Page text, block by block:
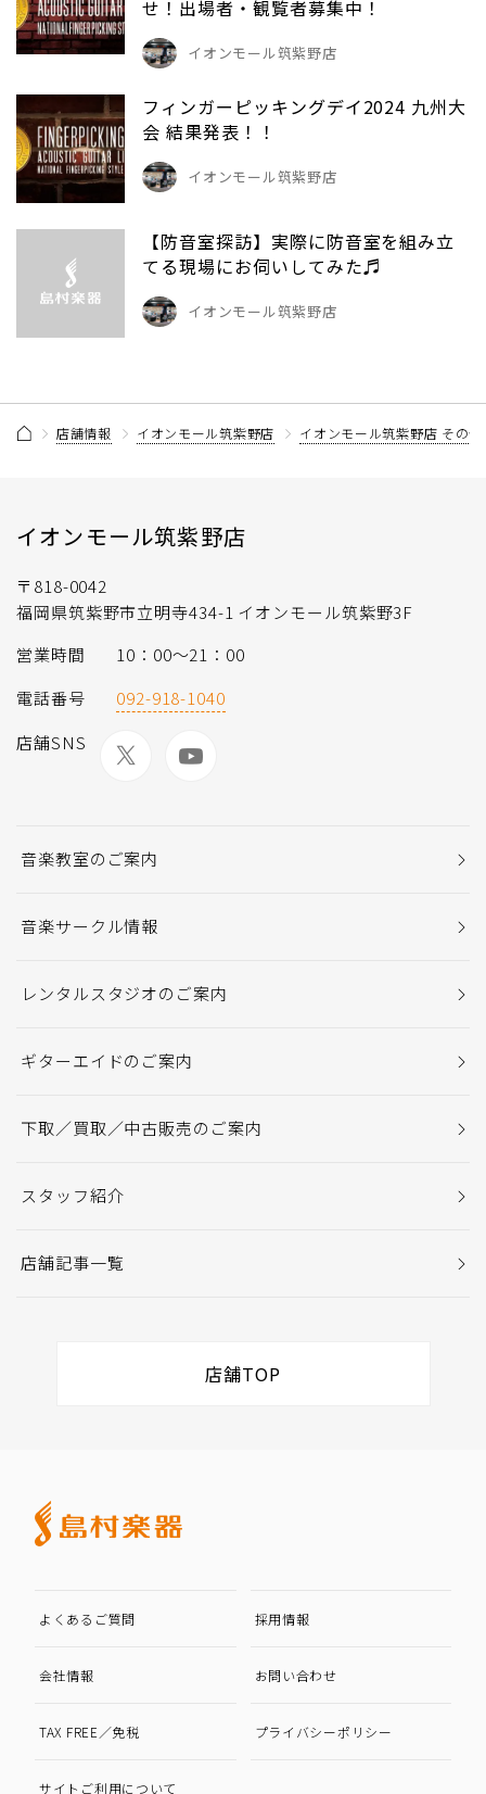
せ！出場者・観覧者募集中！
イオンモール筑紫野店
フィンガーピッキングデイ2024 九州大
会 結果発表！！
イオンモール筑紫野店
【防音室探訪】実際に防音室を組み立
てる現場にお伺いしてみた♬
イオンモール筑紫野店
店舗情報 イオンモール筑紫野店 イオンモール筑紫野店 その
イオンモール筑紫野店
〒818-0042
福岡県筑紫野市立明寺434-1 イオンモール筑紫野3F
営業時間
10：00～21：00
電話番号
092-918-1040
店舗SNS
音楽教室のご案内
音楽サークル情報
レンタルスタジオのご案内
ギターエイドのご案内
下取／買取／中古販売のご案内
スタッフ紹介
店舗記事一覧
店舗TOP
よくあるご質問 採用情報
会社情報 お問い合わせ
TAX FREE／免税 プライバシーポリシー
サイトご利用について